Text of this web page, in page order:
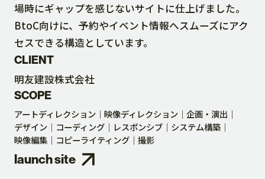
場時にギャップを感じないサイトに仕上げました。
BtoC向けに、予約やイベント情報へスムーズにアク
セスできる構造としています。
CLIENT
明友建設株式会社
SCOPE
アートディレクション 映像ディレクション
企画・演出
デザイン
コーディング レスポンシブ
システム構築
映像編集
コピーライティング 撮影
launch site